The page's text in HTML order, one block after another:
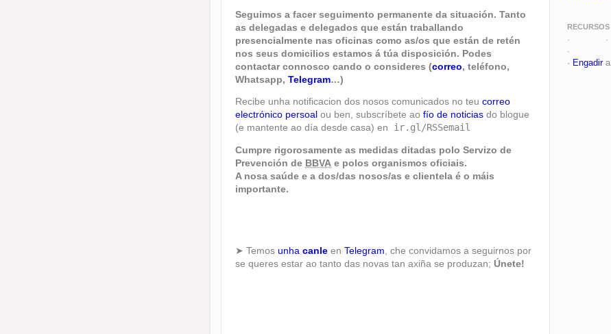
Seguimos a facer seguimento permanente da situación. Tanto
as delegadas e delegados que están traballando
presencialmente nas oficinas como as/os que están de retén
nos seus domicilios estamos á túa disposición. Podes
contactar connosco cando o consideres (correo, teléfono,
Whatsapp, Telegram…)
Recibe unha notificacion dos nosos comunicados no teu correo
electrónico persoal ou ben, subscríbete ao fío de noticias do blogue
(e mantente ao día desde casa) en ir.gl/RSSemail
Cumpre rigorosamente as medidas ditadas polo Servizo de
Prevención de BBVA e polos organismos oficiais.
A nosa saúde e a dos/das nosos/as e clientela é o máis
importante.
➤ Temos unha canle en Telegram, che convidamos a seguirnos por
se queres estar ao tanto das novas tan axiña se produzan; Únete!
RECURSOS
·
·
·
· Engadira